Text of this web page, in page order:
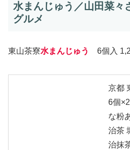
水まんじゅう／山田菜々
グルメ
東山茶寮水まんじゅう 6個入
京都
6個
な粉
治茶
治抹